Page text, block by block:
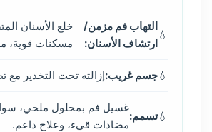
التهاب فم مزمن/
ارتشاف الأسنان:
خلع الأسنان
مسكنات قوية،
جسم غريب:إزالته تحت التخدير مع
تسمم:
غسيل فم بمحلول ملحي،
مضادات قيء، وعلاج داعم.